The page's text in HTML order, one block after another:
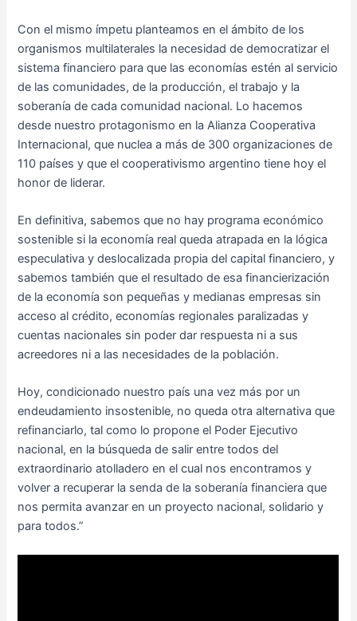
Con el mismo ímpetu planteamos en el ámbito de los
organismos multilaterales la necesidad de democratizar el
sistema financiero para que las economías estén al servicio
de las comunidades, de la producción, el trabajo y la
soberanía de cada comunidad nacional. Lo hacemos
desde nuestro protagonismo en la Alianza Cooperativa
Internacional, que nuclea a más de 300 organizaciones de
110 países y que el cooperativismo argentino tiene hoy el
honor de liderar.
En definitiva, sabemos que no hay programa económico
sostenible si la economía real queda atrapada en la lógica
especulativa y deslocalizada propia del capital financiero, y
sabemos también que el resultado de esa financierización
de la economía son pequeñas y medianas empresas sin
acceso al crédito, economías regionales paralizadas y
cuentas nacionales sin poder dar respuesta ni a sus
acreedores ni a las necesidades de la población.
Hoy, condicionado nuestro país una vez más por un
endeudamiento insostenible, no queda otra alternativa que
refinanciarlo, tal como lo propone el Poder Ejecutivo
nacional, en la búsqueda de salir entre todos del
extraordinario atolladero en el cual nos encontramos y
volver a recuperar la senda de la soberanía financiera que
nos permita avanzar en un proyecto nacional, solidario y
para todos.”